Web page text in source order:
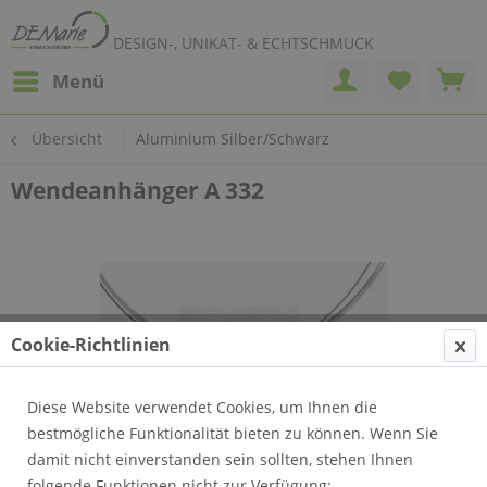
DESIGN-, UNIKAT- & ECHTSCHMUCK
Menü
Übersicht Aluminium Silber/Schwarz
Wendeanhänger A 332
Cookie-Richtlinien
Diese Website verwendet Cookies, um Ihnen die
bestmögliche Funktionalität bieten zu können. Wenn Sie
damit nicht einverstanden sein sollten, stehen Ihnen